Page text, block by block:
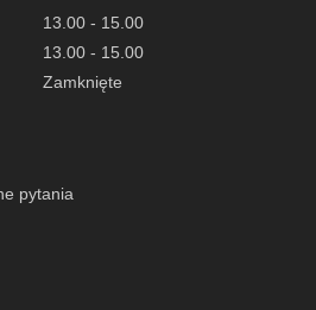
13.00 - 15.00
13.00 - 15.00
Zamknięte
pytania